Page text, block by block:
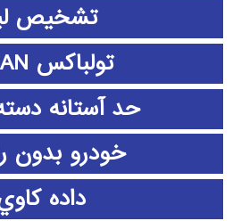
تشخیص
تولباکس WLAN
حد آستانه
خودرو بدون
داده